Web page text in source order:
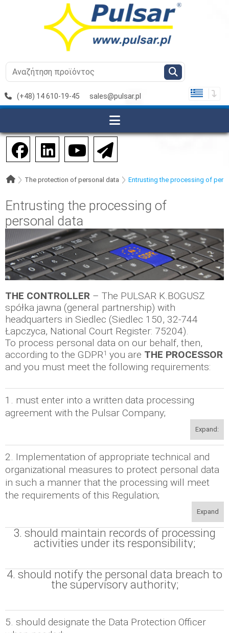
(+48) 14 610-19-45 sales@pulsar.pl
The protection of personal data Entrusting the processing of
Entrusting the processing of
personal data
THE CONTROLLER – The PULSAR K.BOGUSZ
spółka jawna (general partnership) with
headquarters in Siedlec (Siedlec 150, 32-744
Łapczyca, National Court Register: 75204).
To process personal data on our behalf, then,
according to the GDPR1 you are THE PROCESSOR
and you must meet the following requirements:
1. must enter into a written data processing
agreement with the Pulsar Company;
Expand:
2. Implementation of appropriate technical and
organizational measures to protect personal data
in such a manner that the processing will meet
the requirements of this Regulation;
Expand
3. should maintain records of processing
activities under its responsibility;
4. should notify the personal data breach to
the supervisory authority;
5. should designate the Data Protection Officer